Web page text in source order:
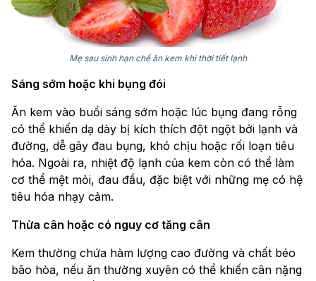
Mẹ sau sinh hạn chế ăn kem khi thời tiết lạnh
Sáng sớm hoặc khi bụng đói
Ăn kem vào buổi sáng sớm hoặc lúc bụng đang rỗng
có thể khiến dạ dày bị kích thích đột ngột bởi lạnh và
đường, dễ gây đau bụng, khó chịu hoặc rối loạn tiêu
hóa. Ngoài ra, nhiệt độ lạnh của kem còn có thể làm
cơ thể mệt mỏi, đau đầu, đặc biệt với những mẹ có hệ
tiêu hóa nhạy cảm.
Thừa cân hoặc có nguy cơ tăng cân
Kem thường chứa hàm lượng cao đường và chất béo
bão hòa, nếu ăn thường xuyên có thể khiến cân nặng